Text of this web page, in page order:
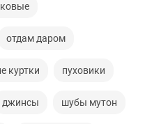
отдам даром
куртки пуховики
джинсы шубы мутон